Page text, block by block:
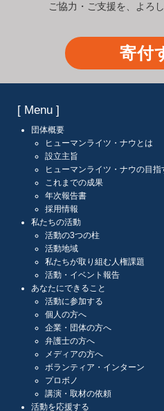
ご協力・ご支援を、よろ
寄付
[ Menu ]
団体概要
ヒューマンライツ・ナウとは
設立主旨
ヒューマンライツ・ナウの目指
これまでの成果
年次報告書
採用情報
私たちの活動
活動の3つの柱
活動地域
私たちが取り組む人権課題
活動・イベント報告
あなたにできること
活動に参加する
個人の方へ
企業・団体の方へ
弁護士の方へ
メディアの方へ
ボランティア・インターン
プロボノ
講演・取材の依頼
活動を応援する